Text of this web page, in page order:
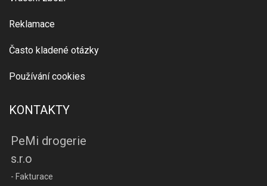
Reklamace
Často kladené otázky
Používání cookies
KONTAKTY
PeMi drogerie
s.r.o
- Fakturace